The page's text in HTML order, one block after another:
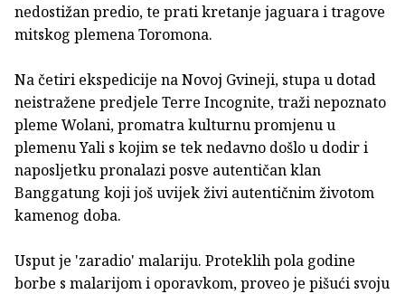
nedostižan predio, te prati kretanje jaguara i tragove
mitskog plemena Toromona.
Na četiri ekspedicije na Novoj Gvineji, stupa u dotad
neistražene predjele Terre Incognite, traži nepoznato
pleme Wolani, promatra kulturnu promjenu u
plemenu Yali s kojim se tek nedavno došlo u dodir i
naposljetku pronalazi posve autentičan klan
Banggatung koji još uvijek živi autentičnim životom
kamenog doba.
Usput je 'zaradio' malariju. Proteklih pola godine
borbe s malarijom i oporavkom, proveo je pišući svoju